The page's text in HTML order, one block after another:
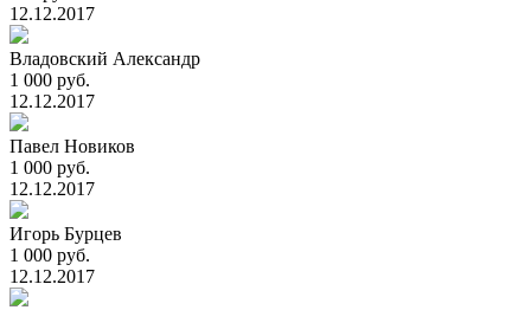
12.12.2017
Владовский Александр
1 000 руб.
12.12.2017
Павел Новиков
1 000 руб.
12.12.2017
Игорь Бурцев
1 000 руб.
12.12.2017